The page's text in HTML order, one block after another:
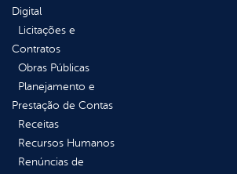
Digital
Licitações e
Contratos
Obras Públicas
Planejamento e
Prestação de Contas
Receitas
Recursos Humanos
Renúncias de